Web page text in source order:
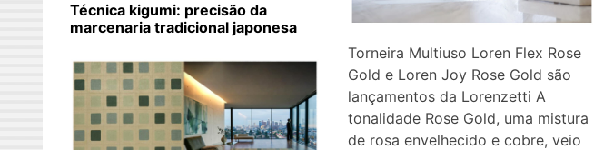
Torneira Multiuso Loren Flex Rose
Gold e Loren Joy Rose Gold são
lançamentos da Lorenzetti A
tonalidade Rose Gold, uma mistura
de rosa envelhecido e cobre, veio
Técnica kigumi: precisão da
marcenaria tradicional japonesa